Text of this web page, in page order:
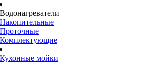
Водонагреватели
Накопительные
Проточные
Комплектующие
Кухонные мойки